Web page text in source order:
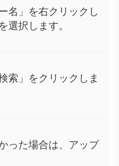
名」を右クリックし
選択します。
索」をクリックしま
った場合は、アップ